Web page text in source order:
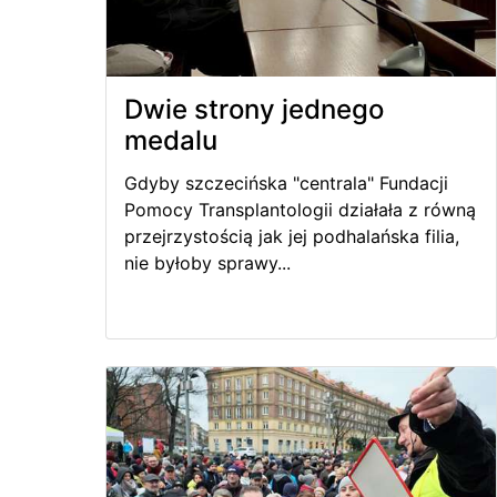
Dwie strony jednego
medalu
Gdyby szczecińska "centrala" Fundacji
Pomocy Transplantologii działała z równą
przejrzystością jak jej podhalańska filia,
nie byłoby sprawy...